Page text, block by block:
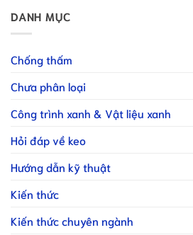
DANH MỤC
Chống thấm
Chưa phân loại
Công trình xanh & Vật liệu xanh
Hỏi đáp về keo
Hướng dẫn kỹ thuật
Kiến thức
Kiến thức chuyên ngành